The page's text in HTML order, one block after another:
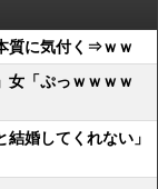
質に気付く⇒ｗｗ
女「ぷっｗｗｗｗ
結婚してくれない」